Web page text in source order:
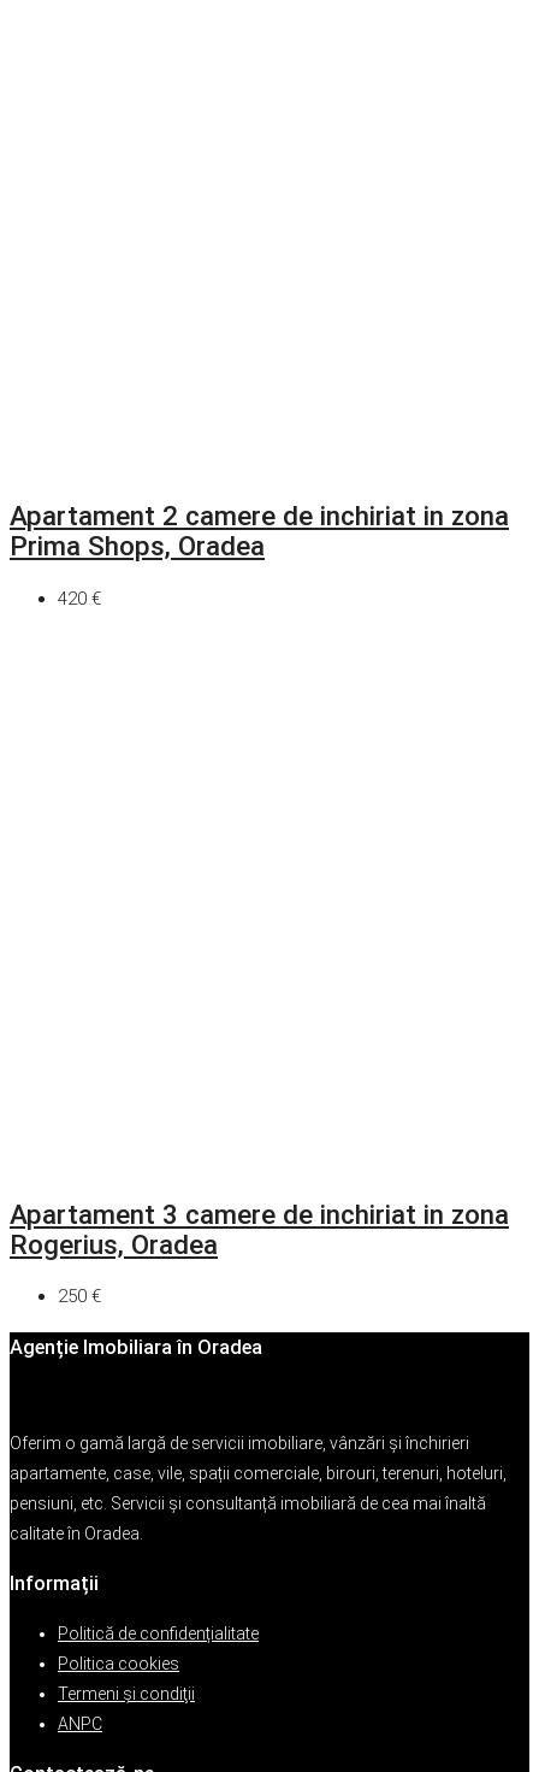
Apartament 2 camere de inchiriat in zona
Prima Shops, Oradea
420 €
Apartament 3 camere de inchiriat in zona
Rogerius, Oradea
250 €
Agenție Imobiliara în Oradea
Oferim o gamă largă de servicii imobiliare, vânzări și închirieri
apartamente, case, vile, spații comerciale, birouri, terenuri, hoteluri,
pensiuni, etc. Servicii și consultanță imobiliară de cea mai înaltă
calitate în Oradea.
Informații
Politică de confidențialitate
Politica cookies
Termeni şi condiţii
ANPC